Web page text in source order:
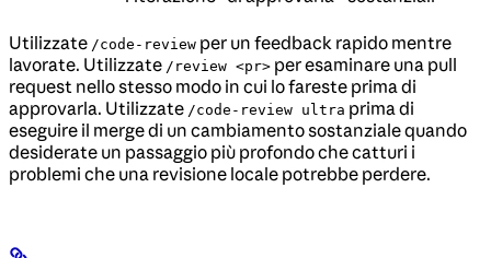
Utilizzate /code-review per un feedback rapido mentre
lavorate. Utilizzate /review <pr> per esaminare una pull
request nello stesso modo in cui lo fareste prima di
approvarla. Utilizzate /code-review ultra prima di
eseguire il merge di un cambiamento sostanziale quando
desiderate un passaggio più profondo che catturi i
problemi che una revisione locale potrebbe perdere.